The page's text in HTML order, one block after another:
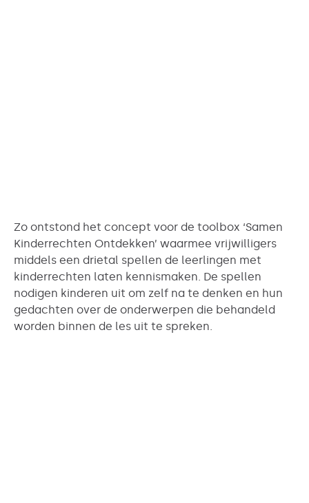
Zo ontstond het concept voor de toolbox ‘Samen
Kinderrechten Ontdekken’ waarmee vrijwilligers
middels een drietal spellen de leerlingen met
kinderrechten laten kennismaken. De spellen
nodigen kinderen uit om zelf na te denken en hun
gedachten over de onderwerpen die behandeld
worden binnen de les uit te spreken.